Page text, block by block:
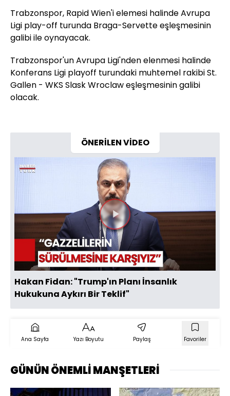
Trabzonspor, Rapid Wien'i elemesi halinde Avrupa
Ligi play-off turunda Braga-Servette eşleşmesinin
galibi ile oynayacak.
Trabzonspor'un Avrupa Ligi'nden elenmesi halinde
Konferans Ligi playoff turundaki muhtemel rakibi St.
Gallen - WKS Slask Wroclaw eşleşmesinin galibi
olacak.
ÖNERİLEN VİDEO
Videoyu
Oynat
Hakan Fidan: "Trump'ın Planı İnsanlık
Hukukuna Aykırı Bir Teklif"
Ana Sayfa Yazı Boyutu Paylaş Favoriler
GÜNÜN ÖNEMLİ MANŞETLERİ